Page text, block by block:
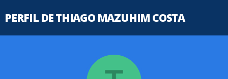
PERFIL DE THIAGO MAZUHIM COSTA